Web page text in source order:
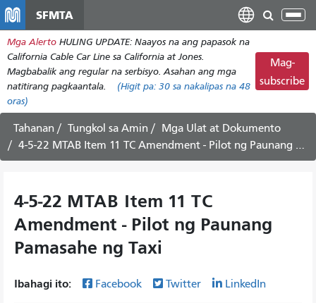
pangunahing
nilalaman
SFMTA
I-
ang
Mga Alerto HULING UPDATE: Naayos na ang papasok na
California Cable Car Line sa California at Jones.
Magbabalik ang regular na serbisyo. Asahan ang mga
natitirang pagkaantala.
(Higit pa: 30 sa nakalipas na 48
oras)
Mag-
subscribe
Tahanan Tungkol sa Amin
Mga Ulat at Dokumento
4-5-22 MTAB Item 11 TC Amendment - Pilot ng Paunang Pamasahe ng Taxi
4-5-22 MTAB Item 11 TC
Amendment - Pilot ng Paunang
Pamasahe ng Taxi
Ibahagi ito: Facebook Twitter LinkedIn